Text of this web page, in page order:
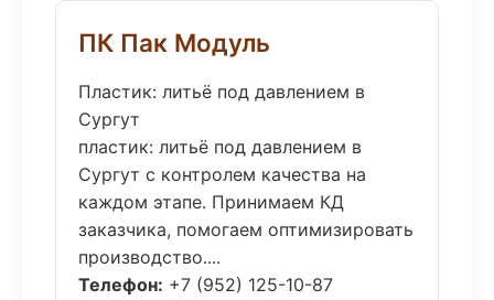
ПК Пак Модуль
Пластик: литьё под давлением в
Сургут
пластик: литьё под давлением в
Сургут с контролем качества на
каждом этапе. Принимаем КД
заказчика, помогаем оптимизировать
производство....
Телефон: +7 (952) 125-10-87